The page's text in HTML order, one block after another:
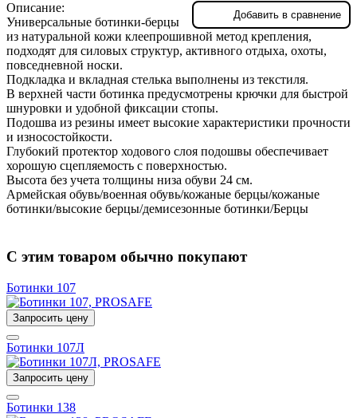
Добавить в сравнение
Описание:
Универсальные ботинки-берцы
из натуральной кожи клеепрошивной метод крепления,
подходят для силовых структур, активного отдыха, охоты,
повседневной носки.
Подкладка и вкладная стелька выполнены из текстиля.
В верхней части ботинка предусмотрены крючки для быстрой
шнуровки и удобной фиксации стопы.
Подошва из резины имеет высокие характеристики прочности
и износостойкости.
Глубокий протектор ходового слоя подошвы обеспечивает
хорошую сцепляемость с поверхностью.
Высота без учета толщины низа обуви 24 см.
Армейская обувь/военная обувь/кожаные берцы/кожаные
ботинки/высокие берцы/демисезонные ботинки/Берцы
С этим товаром обычно покупают
Ботинки 107
Запросить цену
Ботинки 107Л
Запросить цену
Ботинки 138